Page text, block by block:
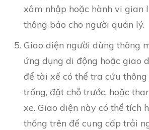
xâm nhập hoặc hành vi gian
thông báo cho người quản lý.
Giao diện người dùng thông
ứng dụng di động hoặc giao
để tài xế có thể tra cứu
trống, đặt chỗ trước, hoặc
xe. Giao diện này có thể tích
thống trên để cung cấp trải